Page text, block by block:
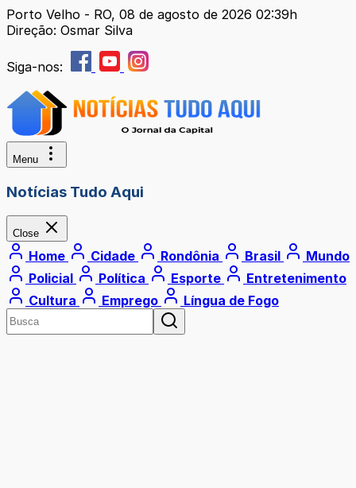
Porto Velho - RO, 08 de agosto de 2026 02:39h
Direção: Osmar Silva
Siga-nos:
Menu
Notícias Tudo Aqui
Close
Home Cidade Rondônia Brasil
Mundo
Policial
Política Esporte
Entretenimento
Cultura
Emprego Língua de Fogo